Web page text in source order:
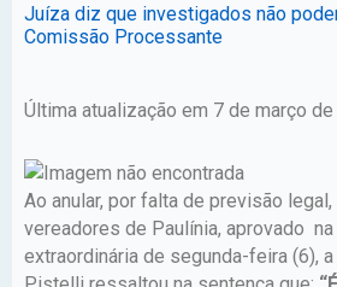
Juíza diz que investigados não
Comissão Processante
Última atualização em 7 de março
Ao anular, por falta de previsão
vereadores de Paulínia, aprovado
extraordinária de segunda-feira (6),